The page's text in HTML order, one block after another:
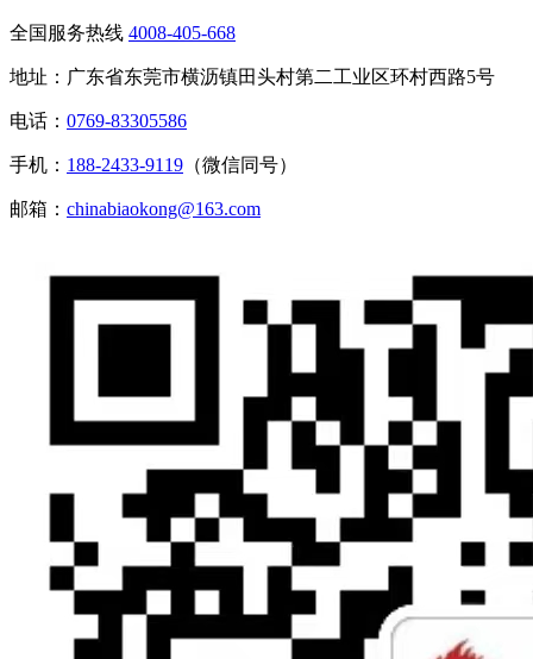
全国服务热线 4008-405-668
地址：广东省东莞市横沥镇田头村第二工业区环村西路5号
电话： 0769-83305586
手机： 188-2433-9119 （微信同号）
邮箱： chinabiaokong@163.com